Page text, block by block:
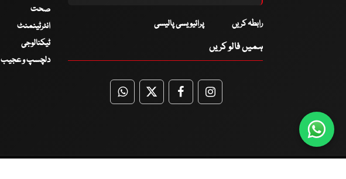
رابطہ کریں پرائیویسی پالیسی
ہمیں فالو کریں
WhatsApp
TwitterFacebookFacebook
صحت
انٹرٹینمنٹ
ٹیکنالوجی
دلچسپ و عجیب